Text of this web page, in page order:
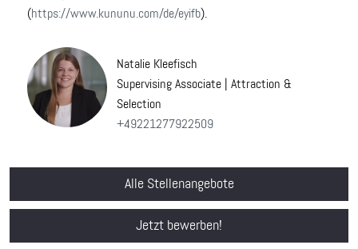
(https://www.kununu.com/de/eyifb).
Natalie Kleefisch
Supervising Associate | Attraction &
Selection
+49221277922509
Alle Stellenangebote
Jetzt bewerben!